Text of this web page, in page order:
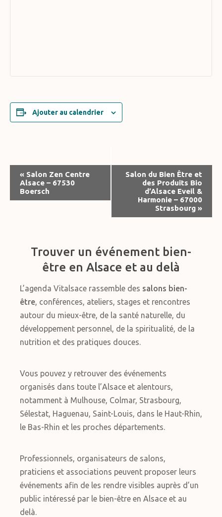
Ajouter au calendrier
Navigation
Évènement
« Salon Zen Centre
Alsace – 67530
Boersch
Salon du Bien Être et
des Produits Bio
d’Alsace Eveil &
Harmonie – 67000
Strasbourg »
Trouver un événement bien-
être en Alsace et au delà
L’agenda Vitalsace rassemble des salons bien-
être, conférences, ateliers, stages et rencontres
autour du mieux-être, de la santé naturelle, du
développement personnel, de la spiritualité, de la
nutrition et des pratiques douces.
Vous pouvez y retrouver des événements
organisés dans toute l’Alsace et alentours,
notamment à Mulhouse, Colmar, Strasbourg,
Sélestat, Haguenau, Saint-Louis, dans le Haut-Rhin,
le Bas-Rhin et les proches départements.
Professionnels, organisateurs de salons,
praticiens et associations peuvent proposer leurs
événements afin de les rendre visibles auprès d’un
public intéressé par le bien-être en Alsace et au
delà.